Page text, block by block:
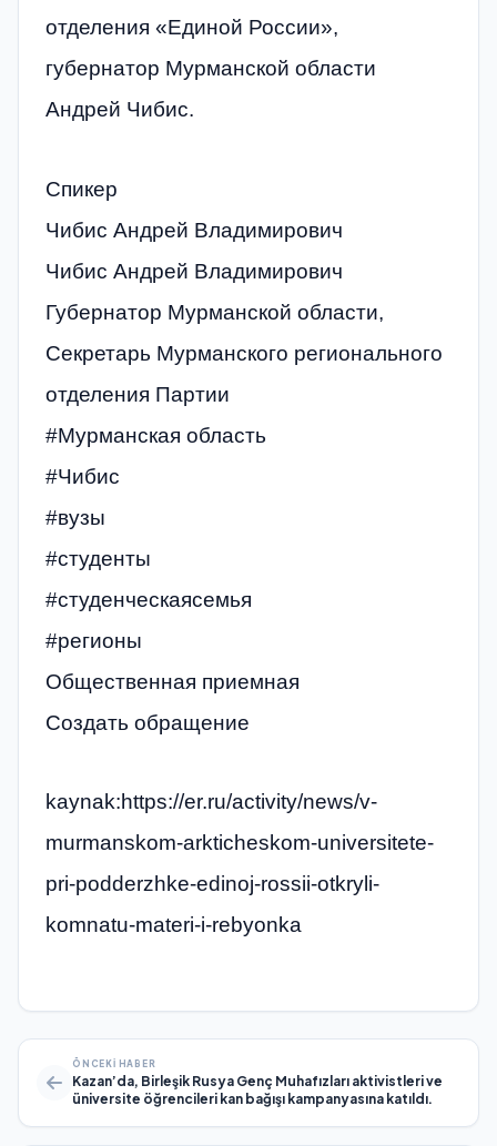
отделения «Единой России»,
губернатор Мурманской области
Андрей Чибис.
Спикер
Чибис Андрей Владимирович
Чибис Андрей Владимирович
Губернатор Мурманской области,
Секретарь Мурманского регионального
отделения Партии
#Мурманская область
#Чибис
#вузы
#студенты
#студенческаясемья
#регионы
Общественная приемная
Создать обращение
kaynak:https://er.ru/activity/news/v-
murmanskom-arkticheskom-universitete-
pri-podderzhke-edinoj-rossii-otkryli-
komnatu-materi-i-rebyonka
ÖNCEKI HABER
Kazan’da, Birleşik Rusya Genç Muhafızları aktivistleri ve
üniversite öğrencileri kan bağışı kampanyasına katıldı.